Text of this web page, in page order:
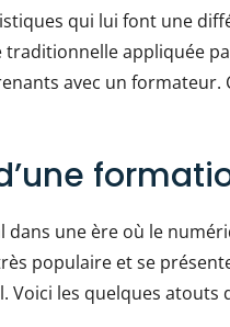
qui lui font une
appliquée
avec un formateur.
une ère où le
populaire et se
les quelques atouts